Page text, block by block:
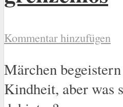
Kommentar hinzufügen
Märchen
Kindheit, aber was